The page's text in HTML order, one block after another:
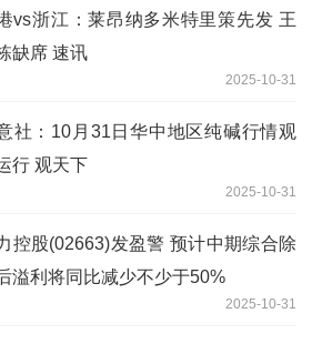
vs浙江：莱昂纳多米特里策先发 王
缺席 速讯
2025-10-31
社：10月31日华中地区纯碱行情观
行 观天下
2025-10-31
控股(02663)发盈警 预计中期综合除
溢利将同比减少不少于50%
2025-10-31